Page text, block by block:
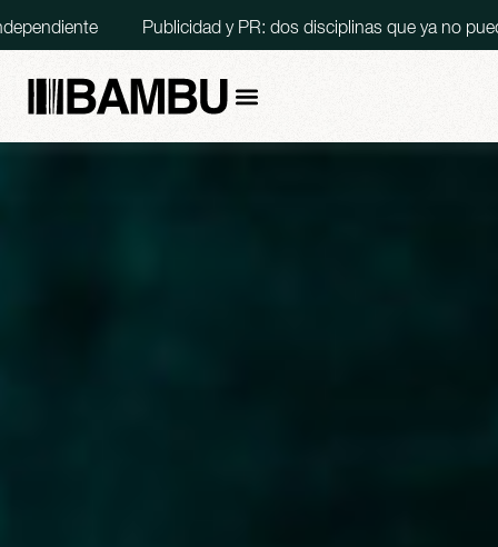
Publicidad y PR: dos disciplinas que ya no